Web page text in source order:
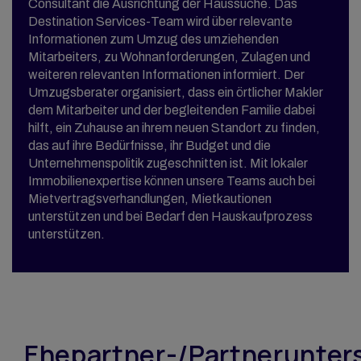
Consultant die Ausrichtung der Haussuche. Das
Destination Services-Team wird über relevante
Informationen zum Umzug des umziehenden
Mitarbeiters, zu Wohnanforderungen, Zulagen und
weiteren relevanten Informationen informiert. Der
Umzugsberater organisiert, dass ein örtlicher Makler
dem Mitarbeiter und der begleitenden Familie dabei
hilft, ein Zuhause an ihrem neuen Standort zu finden,
das auf ihre Bedürfnisse, ihr Budget und die
Unternehmenspolitik zugeschnitten ist. Mit lokaler
Immobilienexpertise können unsere Teams auch bei
Mietvertragsverhandlungen, Mietkautionen
unterstützen und bei Bedarf den Hauskaufprozess
unterstützen.